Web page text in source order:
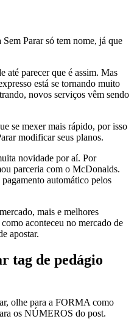
Parar só tem nome, já que
até parecer que é assim. Mas
está se tornando muito
novos serviços vêm sendo
se mexer mais rápido, por isso
modificar seus planos.
novidade por aí. Por
parceria com o McDonalds.
pagamento automático pelos
mais e melhores
aconteceu no mercado de
apostar.
tag de pedágio
olhe para a FORMA como
os NÚMEROS do post.